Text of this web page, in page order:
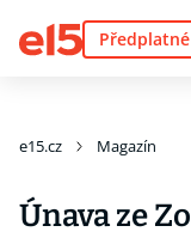
Předplatné
e15.cz Magazín
Únava ze